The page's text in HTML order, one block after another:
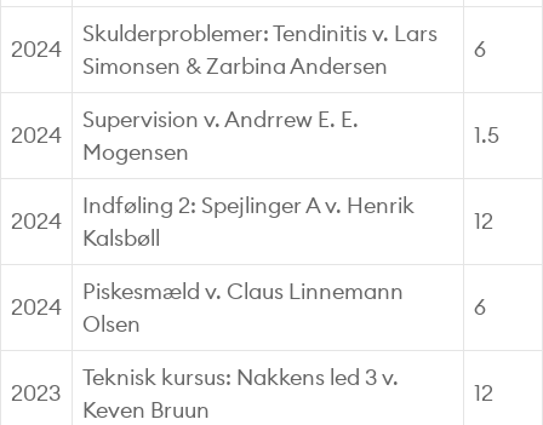
2024
Skulderproblemer: Tendinitis v. Lars
Simonsen & Zarbina Andersen
6
2024
Supervision v. Andrrew E. E.
Mogensen
1.5
2024
Indføling 2: Spejlinger A v. Henrik
Kalsbøll
12
2024
Piskesmæld v. Claus Linnemann
Olsen
6
2023
Teknisk kursus: Nakkens led 3 v.
Keven Bruun
12